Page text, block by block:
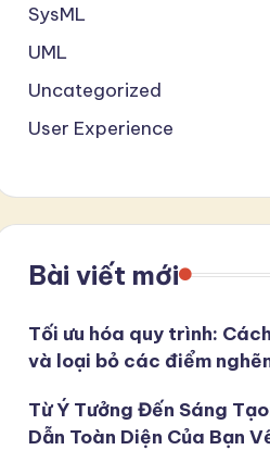
SysML
UML
Uncategorized
User Experience
Bài viết mới
Tối ưu hóa quy trình:
và loại bỏ các điểm
Từ Ý Tưởng Đến Sáng
Dẫn Toàn Diện Của Bạn